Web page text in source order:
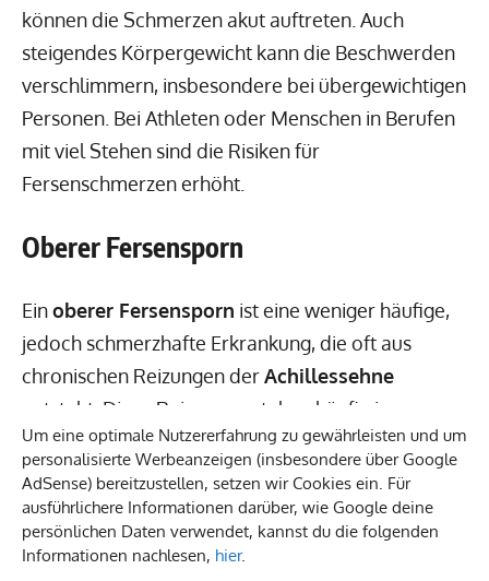
Um eine optimale Nutzererfahrung zu gewährleisten und um
personalisierte Werbeanzeigen (insbesondere über Google
AdSense) bereitzustellen, setzen wir Cookies ein. Für
ausführlichere Informationen darüber, wie Google deine
persönlichen Daten verwendet, kannst du die folgenden
Informationen nachlesen, hier.
können die Schmerzen akut auftreten. Auch
steigendes Körpergewicht kann die Beschwerden
verschlimmern, insbesondere bei übergewichtigen
Personen. Bei Athleten oder Menschen in Berufen
mit viel Stehen sind die Risiken für
Fersenschmerzen erhöht.
Oberer Fersensporn
Einoberer Fersensporn ist eine weniger häufige,
jedoch schmerzhafte Erkrankung, die oft aus
chronischen Reizungen derAchillessehne
entsteht. Diese Reizungen stehen häufig im
Zusammenhang mit Fußfehlstellungen oder einer
entzündlichen Grunderkrankung am
Achillessehnenansatz des Fersenbeins. Während
der obere Fersensporn seltener zu typischen